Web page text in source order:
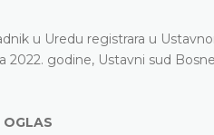
u Uredu registrara u
2022. godine, Ustavni sud
OGLAS